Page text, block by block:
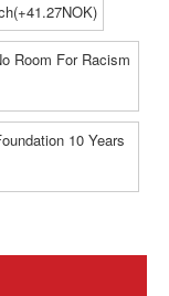
Room For Racism
10 Years